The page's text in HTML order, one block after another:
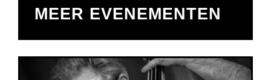
MEER EVENEMENTEN